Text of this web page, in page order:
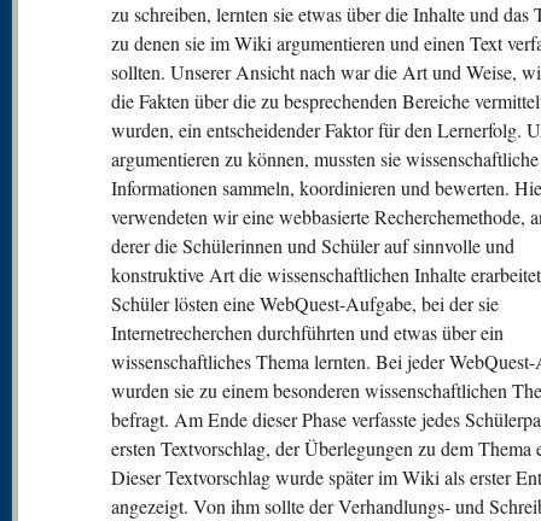
zu schreiben, lernten sie etwas über die Inhalte und das
zu denen sie im Wiki argumentieren und einen Text
sollten. Unserer Ansicht nach war die Art und Weise,
die Fakten über die zu besprechenden Bereiche
wurden, ein entscheidender Faktor für den Lernerfolg.
argumentieren zu können, mussten sie wissenschaftliche
Informationen sammeln, koordinieren und bewerten.
verwendeten wir eine webbasierte Recherchemethode,
derer die Schülerinnen und Schüler auf sinnvolle und
konstruktive Art die wissenschaftlichen Inhalte
Schüler lösten eine WebQuest-Aufgabe, bei der sie
Internetrecherchen durchführten und etwas über ein
wissenschaftliches Thema lernten. Bei jeder
wurden sie zu einem besonderen wissenschaftlichen
befragt. Am Ende dieser Phase verfasste jedes
ersten Textvorschlag, der Überlegungen zu dem Thema
Dieser Textvorschlag wurde später im Wiki als erster
angezeigt. Von ihm sollte der Verhandlungs- und